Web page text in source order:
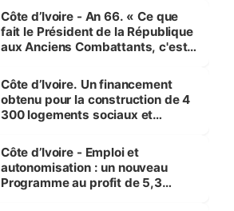
Côte d’Ivoire - An 66. « Ce que
fait le Président de la République
aux Anciens Combattants, c'est
Côte d’Ivoire. Un financement
obtenu pour la construction de 4
300 logements sociaux et
et Yamoussoukro
Côte d’Ivoire - Emploi et
autonomisation : un nouveau
Programme au profit de 5,3